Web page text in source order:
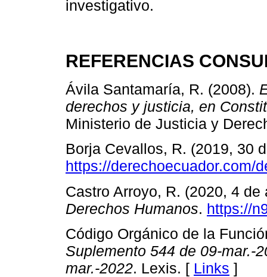
investigativo.
REFERENCIAS
Ávila Santamaría, R. (2008).
derechos y justicia, en
Ministerio de Justicia y
Borja Cevallos, R. (2019, 30
https://derechoecuador.com/
Castro Arroyo, R. (2020, 4
Derechos Humanos. https://
Código Orgánico de la
Suplemento 544 de 09-mar.-
mar.-2022. Lexis. [ Links ]